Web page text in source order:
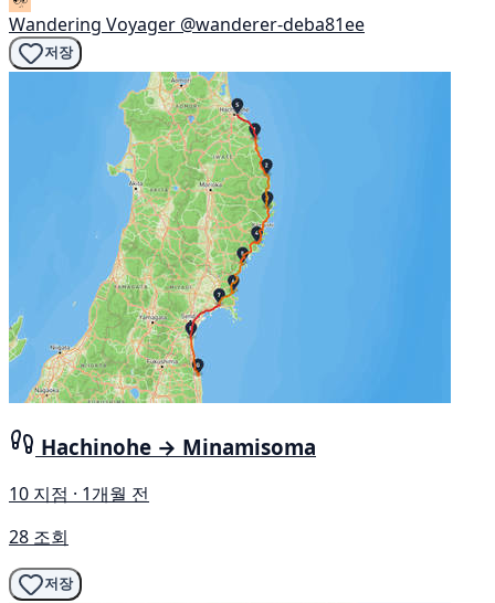
Wandering Voyager @wanderer-deba81ee
저장
Hachinohe → Minamisoma
10 지점 · 1개월 전
28 조회
저장